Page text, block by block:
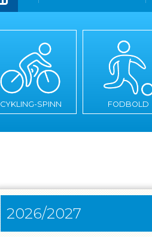
CYKLING-SPINN FODBOLD
2026/2027